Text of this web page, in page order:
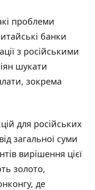
проблеми
банки
з російськими
шукати
зокрема
для російських
загальної суми
вирішення цієї
золото,
де